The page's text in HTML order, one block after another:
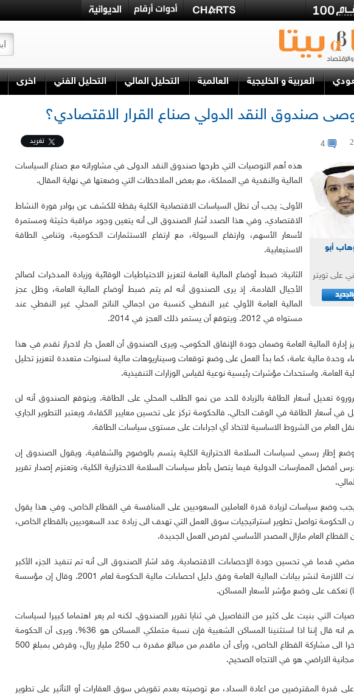
العربية و الخليجية العالمية التحليل المالي التحليل الفني اخرى
صندوق النقد الدولي صناع القرار الاقتصادي؟
4 تغريد
أبو
على تويتر
هذه أهم التوصيات التي طرحها صندوق النقد الدولى في مشاوراته مع صناع السياسات
المالية والنقدية في المملكة، مع بعض الملاحظات التي وضعتها في نهاية المقال.
الأولى: يجب أن تظل السياسات الاقتصادية الكلية يقظة للكشف عن بوادر فورة النشاط
الاقتصادي. وفي هذا الصدد أشار الصندوق الى أنه يتعين وجود مراقبة حثيثة ومستمرة
لأسعار الأسهم، وارتفاع السيولة، مع ارتفاع الاستثمارات الحكومية، وتنامي الطاقة
الاستيعابية.
الثانية: ضبط أوضاع المالية العامة لتعزيز الاحتياطيات الوقائية وزيادة المدخرات لصالح
الأجيال القادمة. إذ يرى الصندوق أنه لم يتم ضبط أوضاع المالية العامة، وظل عجز
المالية العامة الأولي غير النفطي كنسبة من اجمالي الناتج المحلي غير النفطي عند
مستواه في 2012. ويتوقع أن يستمر ذلك العجز في 2014.
إدارة المالية العامة وضمان جودة الإنفاق الحكومي. ويرى الصندوق أن العمل جار لاحراز تقدم في هذا
وحدة مالية عامة، كما بدأ العمل على وضع توقعات وسيناريوهات مالية لسنوات متعددة لتعزيز تحليل
العامة. واستحداث مؤشرات رئيسية نوعية لقياس الوزارات التنفيذية.
تعديل أسعار الطاقة بالزيادة للحد من نمو الطلب المحلي على الطاقة. ويتوقع الصندوق أنه لن
في أسعار الطاقة في الوقت الحالي. فالحكومة تركز على تحسين معايير الكفاءة. ويعتبر التطوير الجاري
العام من الشروط الاساسية لاتخاذ أي اجراءات على مستوى سياسات الطاقة.
إطار رسمي لسياسات السلامة الاحترازية الكلية يتسم بالوضوح والشفافية. ويقول الصندوق إن
أفضل الممارسات الدولية فيما يتصل بأطر سياسات السلامة الاحترازية الكلية، وتعتزم إصدار تقرير
وضع سياسات لزيادة قدرة العاملين السعوديين على المنافسة في القطاع الخاص. وفي هذا يقول
الحكومة تواصل تطوير استراتيجيات سوق العمل التي تهدف الى زيادة عدد السعوديين بالقطاع الخاص،
القطاع العام مازال المصدر الأساسي لفرص العمل الجديدة.
قدما في تحسين جودة الإحصاءات الاقتصادية. وقد اشار الصندوق الى أنه تم تنفيذ الجزء الأكبر
من الاجراءات اللازمة لنشر بيانات المالية العامة وفق دليل احصاءات مالية الحكومة لعام 2001. وقال إن مؤسسة
تعكف على وضع مؤشر لأسعار المساكن.
التي بنيت على كثير من التفاصيل في ثنايا تقرير الصندوق. لكنه لم يعر اهتماما كبيرا لسياسات
الاسكان رغم انه قال إننا اذا استثنينا المساكن الشعبية فإن نسبة متملكي المساكن هو 36%. ويرى أن الحكومة
اتجهت مؤخرا الى مشاركة القطاع الخاص، ورأى أن ماقدم من مبالغ مقدرة ب 250 مليار ريال، وقرض بمبلغ 500
الاراضي هو في الاتجاه الصحيح.
قدرة المقترضين من اعادة السداد، مع توصيته بعدم تقويض سوق العقارات أو التأثير على تطوير